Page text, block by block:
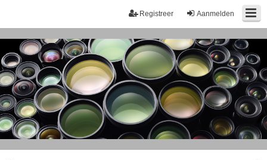
Aanmelden
Registreer